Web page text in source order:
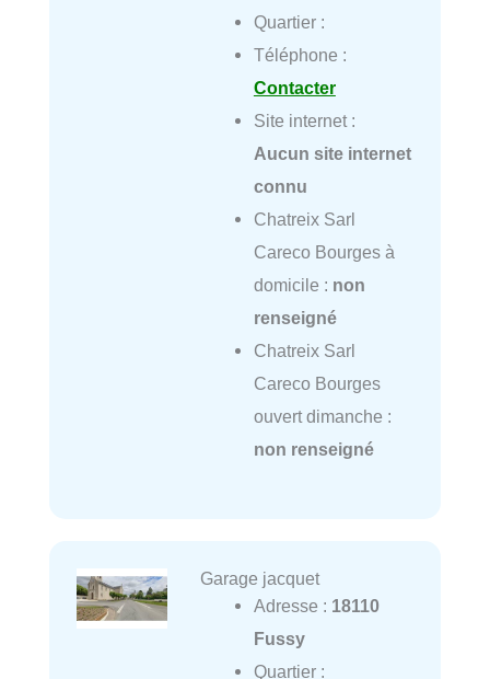
Quartier :
Téléphone :
Contacter
Site internet :
Aucun site internet
connu
Chatreix Sarl
Careco Bourges à
domicile : non
renseigné
Chatreix Sarl
Careco Bourges
ouvert dimanche :
non renseigné
Garage jacquet
Adresse : 18110
Fussy
Quartier :